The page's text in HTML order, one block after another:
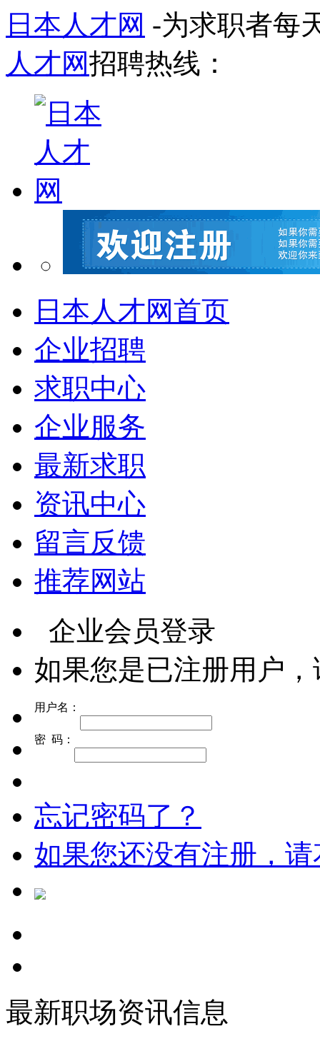
日本人才网 -为求职者每
人才网招聘热线：
日本人才网首页
企业招聘
求职中心
企业服务
最新求职
资讯中心
留言反馈
推荐网站
企业会员登录
如果您是已注册用户
用户名：
密 码：
忘记密码了？
如果您还没有注册，
最新职场资讯信息